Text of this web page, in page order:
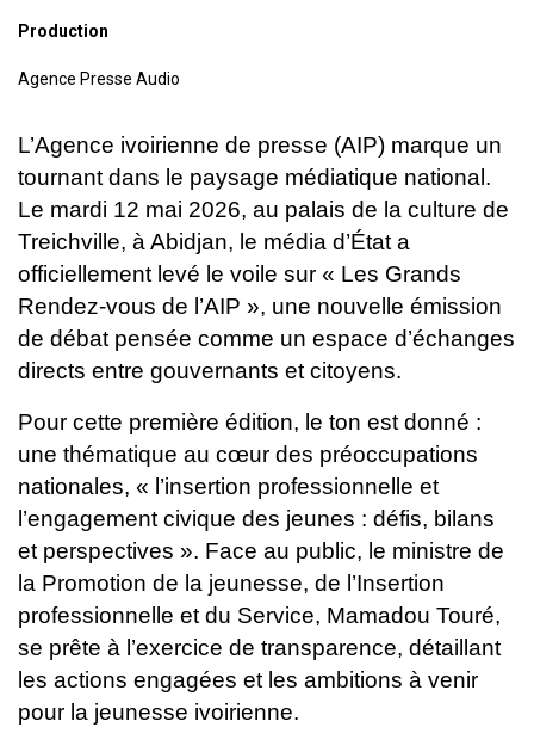
Production
Agence Presse Audio
L’Agence ivoirienne de presse (AIP) marque un
tournant dans le paysage médiatique national.
Le mardi 12 mai 2026, au palais de la culture de
Treichville, à Abidjan, le média d’État a
officiellement levé le voile sur « Les Grands
Rendez-vous de l’AIP », une nouvelle émission
de débat pensée comme un espace d’échanges
directs entre gouvernants et citoyens.
Pour cette première édition, le ton est donné :
une thématique au cœur des préoccupations
nationales, « l’insertion professionnelle et
l’engagement civique des jeunes : défis, bilans
et perspectives ». Face au public, le ministre de
la Promotion de la jeunesse, de l’Insertion
professionnelle et du Service, Mamadou Touré,
se prête à l’exercice de transparence, détaillant
les actions engagées et les ambitions à venir
pour la jeunesse ivoirienne.